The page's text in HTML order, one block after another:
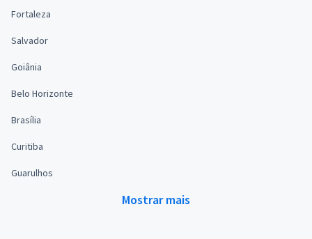
Fortaleza
Salvador
Goiânia
Belo Horizonte
Brasília
Curitiba
Guarulhos
Mostrar mais